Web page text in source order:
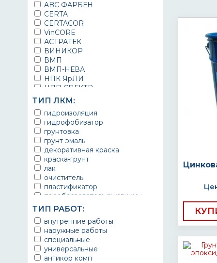
ABC ФАРБЕН
CERTA
CERTACOR
VinCORE
АСТРАТЕК
ВИНИКОР
ВМП
ВМП-НЕВА
НПК ЯрЛИ
НПП СПЕКТР
НПФ ЭМАЛЬ
ТЕРМА
УРЕПЛЕН
ТИП ЛКМ:
гидроизоляция
гидрофобизатор
грунтовка
грунт-эмаль
декоративная краска
краска-грунт
лак
очиститель
пластификатор
преобразователь ржавчины
эмаль
Краска
Покрытие
грунт эмаль
защитное покрытие
ТИП РАБОТ:
внутренние работы
наружные работы
специальные
универсальные
антикор комп